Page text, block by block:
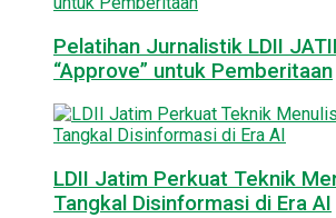
Pelatihan Jurnalistik LDII
“Approve” untuk Pemberitaan
LDII Jatim Perkuat Teknik
Tangkal Disinformasi di Era AI